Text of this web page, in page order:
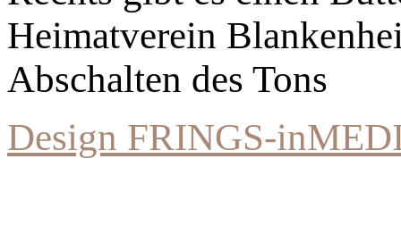
Heimatverein
Abschalten des Tons
Design FRINGS-